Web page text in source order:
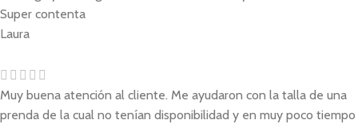
Super contenta
Laura
Muy buena atención al cliente. Me ayudaron con la talla de una
prenda de la cual no tenían disponibilidad y en muy poco tiempo